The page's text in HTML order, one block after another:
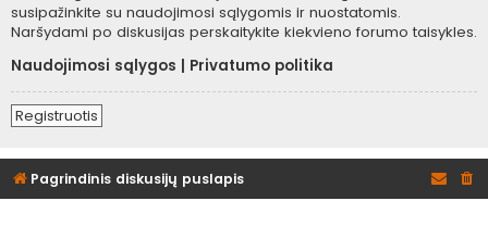
susipažinkite su naudojimosi sąlygomis ir nuostatomis.
Naršydami po diskusijas perskaitykite kiekvieno forumo taisykles.
Naudojimosi sąlygos
Privatumo politika
Registruotis
Pagrindinis diskusijų puslapis